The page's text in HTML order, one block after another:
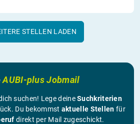
STELLEN LADEN
AUBI-plus Jobmail
suchen! Lege deineSuchkriterien
Du bekommst aktuelle Stellen für
direkt per Mail zugeschickt.